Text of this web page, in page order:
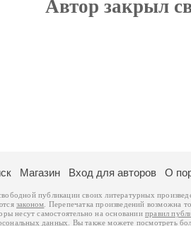
Автор закрыл
Магазин Вход для авторов О
публикации своих литературных
законом . Перепечатка произведений возможна
несут самостоятельно на основанииправил
данных . Вы также можете посмотреть